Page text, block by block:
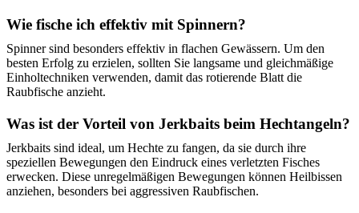
Wie fische ich effektiv mit Spinnern?
Spinner sind besonders effektiv in flachen Gewässern. Um den
besten Erfolg zu erzielen, sollten Sie langsame und gleichmäßige
Einholtechniken verwenden, damit das rotierende Blatt die
Raubfische anzieht.
Was ist der Vorteil von Jerkbaits beim Hechtangeln?
Jerkbaits sind ideal, um Hechte zu fangen, da sie durch ihre
speziellen Bewegungen den Eindruck eines verletzten Fisches
erwecken. Diese unregelmäßigen Bewegungen können Heilbissen
anziehen, besonders bei aggressiven Raubfischen.